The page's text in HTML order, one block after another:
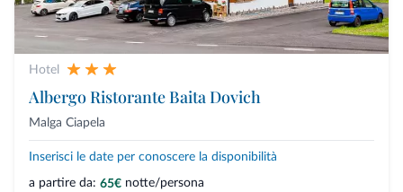
Hotel
Albergo Ristorante Baita Dovich
Malga Ciapela
Inserisci le date per conoscere la disponibilità
a partire da: 65€ notte/persona